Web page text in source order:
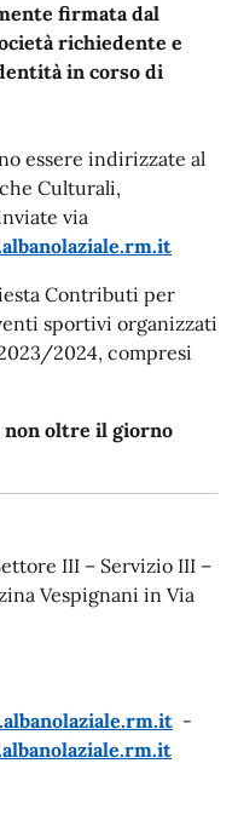
firmata dal
richiedente e
in corso di
essere indirizzate al
Culturali,
via
Contributi per
sportivi organizzati
2024, compresi
non oltre il giorno
III – Servizio III –
Vespignani in Via
-